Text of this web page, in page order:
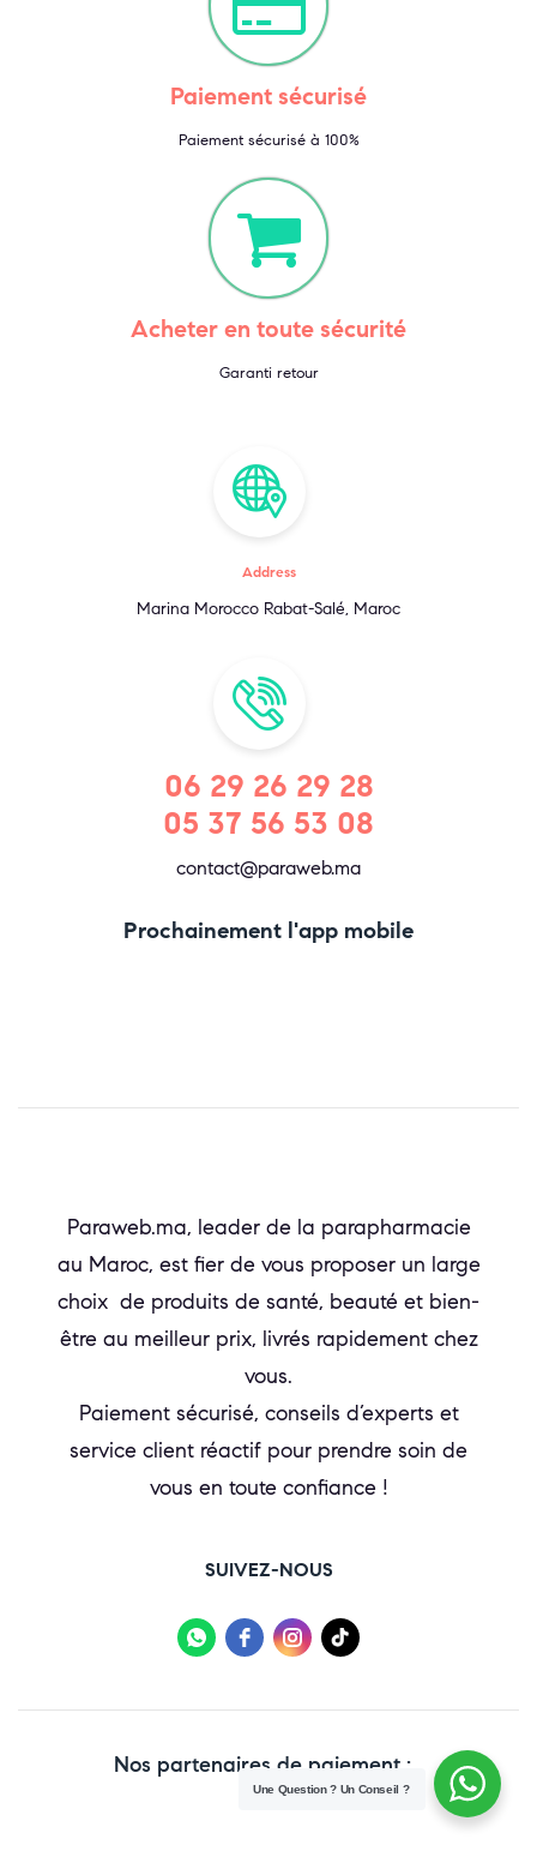
Paiement sécurisé
Paiement sécurisé à 100%
Acheter en toute sécurité
Garanti retour
Address
Marina Morocco Rabat-Salé, Maroc
06 29 26 29 28
05 37 56 53 08
contact@paraweb.ma
Prochainement l'app mobile
Paraweb.ma, leader de la parapharmacie
au Maroc, est fier de vous proposer un large
choix de produits de santé, beauté et bien-
être au meilleur prix, livrés rapidement chez
vous.
Paiement sécurisé, conseils d’experts et
service client réactif pour prendre soin de
vous en toute confiance !
SUIVEZ-NOUS
Nos partenaires de paiement :
Une Question ? Un Conseil ?